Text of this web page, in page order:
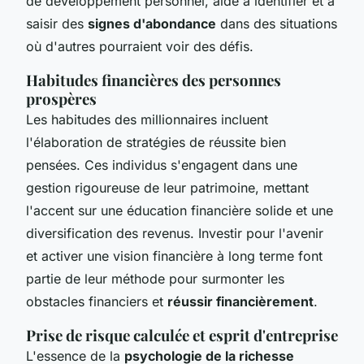
saisir des signes d'abondance dans des situations
où d'autres pourraient voir des défis.
Habitudes financières des personnes
prospères
Les habitudes des millionnaires incluent
l'élaboration de stratégies de réussite bien
pensées. Ces individus s'engagent dans une
gestion rigoureuse de leur patrimoine, mettant
l'accent sur une éducation financière solide et une
diversification des revenus. Investir pour l'avenir
et activer une vision financière à long terme font
partie de leur méthode pour surmonter les
obstacles financiers et réussir financièrement.
Prise de risque calculée et esprit d'entreprise
L'essence de la psychologie de la richesse